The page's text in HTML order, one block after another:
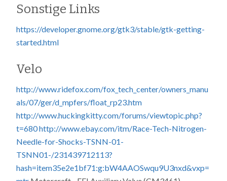
Sonstige Links
https://developer.gnome.org/gtk3/stable/gtk-getting-
started.html
Velo
http://www.ridefox.com/fox_tech_center/owners_manu
als/07/ger/d_mpfers/float_rp23.htm
http://www.huckingkitty.com/forums/viewtopic.php?
t=680http://www.ebay.com/itm/Race-Tech-Nitrogen-
Needle-for-Shocks-TSNN-01-
TSNN01-/231439712113?
hash=item35e2e1bf71:g:bW4AAOSwqu9U3nxd&vxp=